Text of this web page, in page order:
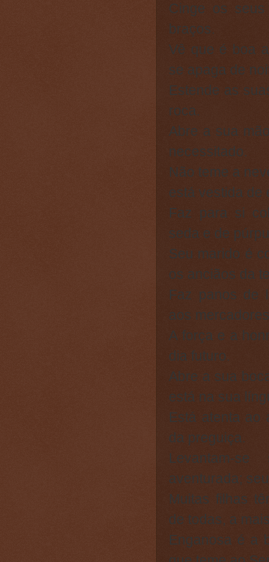
Cinge os
braços.
Vê que é boa
se apaga de
Estende as
roca.
Abre a sua
necessitado.
Não teme a
está vestida de
Faz para si
seda e de
Seu marido é
os anciãos da
Faz panos de
aos
A força e a
dia futuro.
Abre a sua
está na sua
Está atenta ao
da preguiça.
Levantam-
aventurada;
Muitas filhas
de todas, a
Enganosa é a